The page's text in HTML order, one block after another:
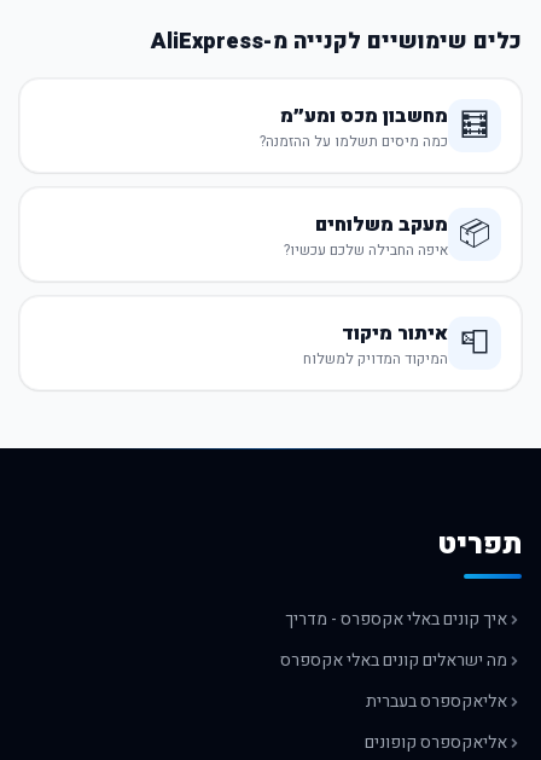
כלים שימושיים לקנייה מ-AliExpress
🧮 מחשבון מכס ומע״מ
כמה מיסים תשלמו על ההזמנה?
📦 מעקב משלוחים
איפה החבילה שלכם עכשיו?
📮 איתור מיקוד
המיקוד המדויק למשלוח
תפריט
איך קונים באלי אקספרס - מדריך
מה ישראלים קונים באלי אקספרס
אליאקספרס בעברית
אליאקספרס קופונים